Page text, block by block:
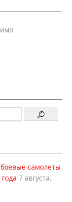
самолеты
7 августа,